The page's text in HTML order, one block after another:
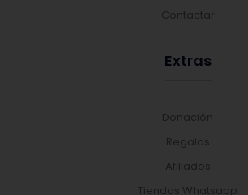
Contactar
Extras
Donación
Regalos
Afiliados
Tiendas Whatsapp